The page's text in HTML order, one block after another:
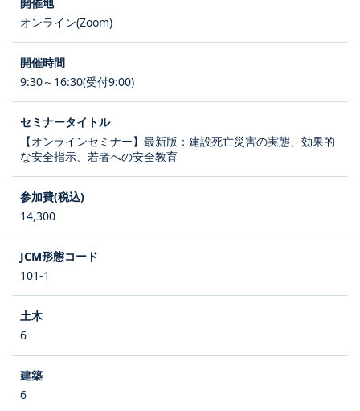
オンライン(Zoom)
9:30～16:30(受付9:00)
【オンラインセミナー】最新版：建設死亡災害の実態、効果的
な安全指示、若者への安全教育
14,300
101-1
6
6